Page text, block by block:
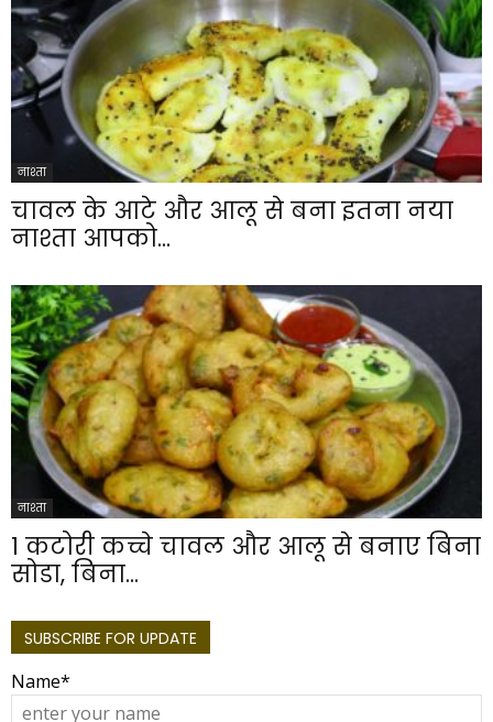
नाश्ता
चावल के आटे और आलू से बना इतना नया
नाश्ता आपको...
नाश्ता
1 कटोरी कच्चे चावल और आलू से बनाए बिना
सोडा, बिना...
SUBSCRIBE FOR UPDATE
Name*